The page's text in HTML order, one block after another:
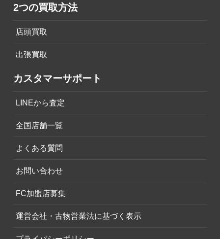
2つの買取方法
店頭買取
出張買取
カスタマーサポート
LINEから査定
全国店舗一覧
よくある質問
お問い合わせ
FC加盟店募集
運営会社・古物営業法に基づく表示